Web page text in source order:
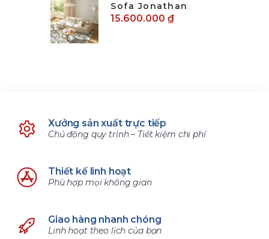
Sofa Jonathan
15.600.000 ₫
Xưởng sản xuất trực tiếp
Chủ động quy trình – Tiết kiệm chi phí
Thiết kế linh hoạt
Phù hợp mọi không gian
Giao hàng nhanh chóng
Linh hoạt theo lịch của bạn